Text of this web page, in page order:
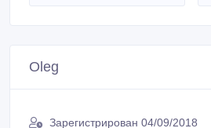
Oleg
Зарегистрирован 04/09/2018